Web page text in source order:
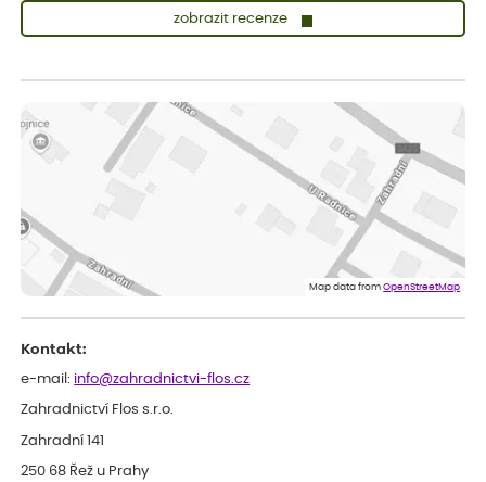
zobrazit recenze
Vše přišlo velice rychle krásně zabalené. Rostlinky po přesazení
velice dobře prospívají
Jarda
Dobrý den, byli jsme spokojeni
Eshop, objednání bylo v pořádku, žádný problém. Jen jsem byla
smutná z dodávky jedné kytky, která nebyla v nejlepší kondici a i
Map data fromOpenStreetMap
Kontakt:
e-mail: info@zahradnictvi-flos.cz
Zahradnictví Flos s.r.o.
Zahradní 141
250 68 Řež u Prahy